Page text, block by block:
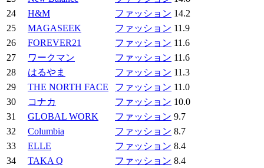
24
H&M ファッション 14.2
25
MAGASEEK ファッション 11.9
26
FOREVER21 ファッション 11.6
27
ワークマン ファッション 11.6
28
はるやま ファッション 11.3
29
THE NORTH FACE ファッション 11.0
30
コナカ ファッション 10.0
31
GLOBAL WORK ファッション 9.7
32
Columbia ファッション 8.7
33
ELLE ファッション 8.4
34
TAKA Q ファッション 8.4